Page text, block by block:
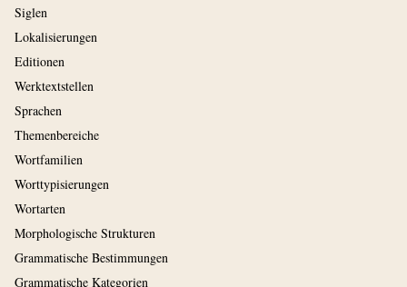
Siglen
Lokalisierungen
Editionen
Werktextstellen
Sprachen
Themenbereiche
Wortfamilien
Worttypisierungen
Wortarten
Morphologische Strukturen
Grammatische Bestimmungen
Grammatische Kategorien